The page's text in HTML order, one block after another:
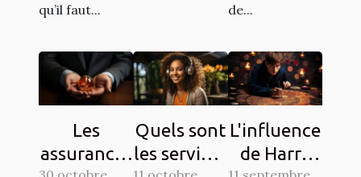
qu’il faut...
de...
Les
assurances
Quels sont
les services
L'influence
de Harry